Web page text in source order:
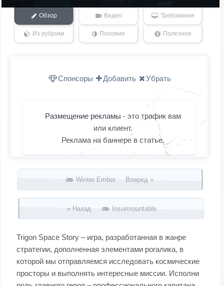
Обзор Видео Требования
Из рубрики Похожие Полезное
Спонсоры Добавить Убрать
Размещение рекламы - это трафик вам
или клиент.
Реклама на баннере в статье.
Запись навигация
Winter Ember Вперед »
« Назад Insurmountable
Trigon Space Story – игра, разработанная в жанре
стратегии, дополненная элементами рогалика, в
которой мы отправляемся исследовать космические
просторы и выполнять интересные миссии. Исполни